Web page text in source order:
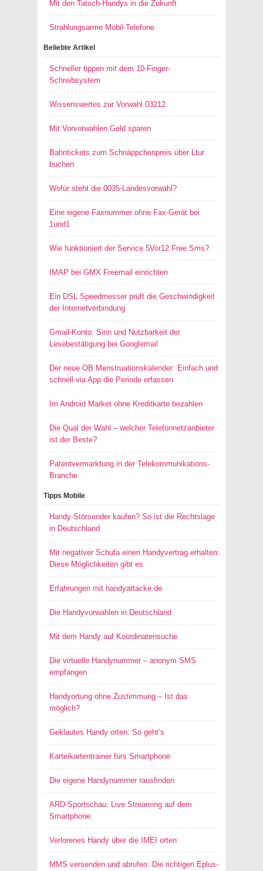
Mit den Tatsch-Handys in die Zukunft
Strahlungsarme Mobil-Telefone
Beliebte Artikel
Schneller tippen mit dem 10-Finger-
Schreibsystem
Wissenswertes zur Vorwahl 03212
Mit Vorvorwahlen Geld sparen
Bahntickets zum Schnäppchenpreis über Ltur
buchen
Wofür steht die 0035-Landesvorwahl?
Eine eigene Faxnummer ohne Fax-Gerät bei
1und1
Wie funktioniert der Service 5Vor12 Free Sms?
IMAP bei GMX Freemail einrichten
Ein DSL Speedmesser prüft die Geschwindigkeit
der Internetverbindung
Gmail-Konto: Sinn und Nutzbarkeit der
Lesebestätigung bei Googlemail
Der neue OB Menstruationskalender: Einfach und
schnell via App die Periode erfassen
Im Android Market ohne Kreditkarte bezahlen
Die Qual der Wahl – welcher Telefonnetzanbieter
ist der Beste?
Patentvermarktung in der Telekommunikations-
Branche
Tipps Mobile
Handy-Störsender kaufen? So ist die Rechtslage
in Deutschland
Mit negativer Schufa einen Handyvertrag erhalten:
Diese Möglichkeiten gibt es
Erfahrungen mit handyattacke.de
Die Handyvorwahlen in Deutschland
Mit dem Handy auf Koordinatensuche
Die virtuelle Handynummer – anonym SMS
empfangen
Handyortung ohne Zustimmung – Ist das
möglich?
Geklautes Handy orten: So geht’s
Karteikartentrainer fürs Smartphone
Die eigene Handynummer rausfinden
ARD-Sportschau: Live Streaming auf dem
Smartphone
Verlorenes Handy über die IMEI orten
MMS versenden und abrufen: Die richtigen Eplus-